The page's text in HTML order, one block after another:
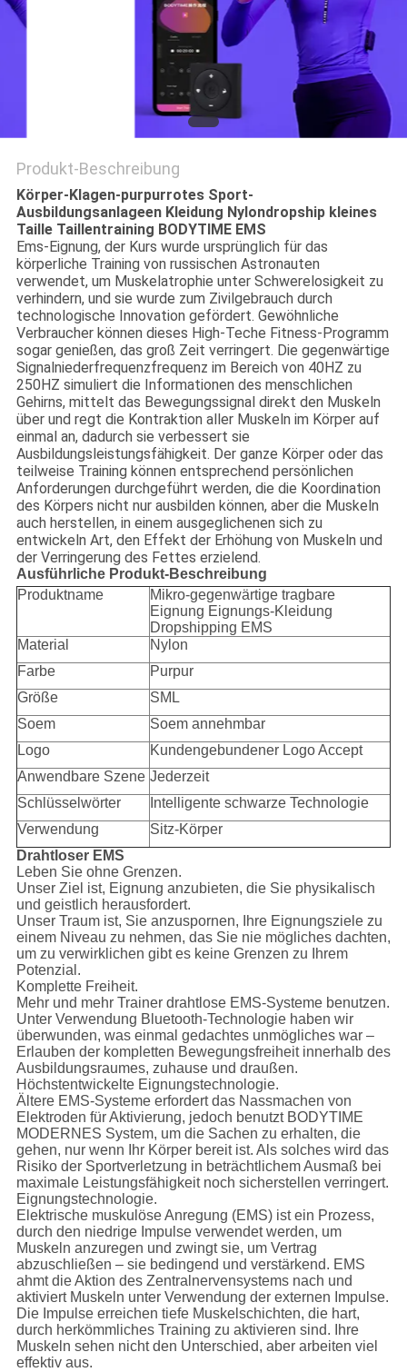
POLICY
Produkt-Beschreibung
Körper-Klagen-purpurrotes Sport-
Ausbildungsanlageen Kleidung Nylondropship kleines
Taille Taillentraining BODYTIME EMS
Ems-Eignung, der Kurs wurde ursprünglich für das
körperliche Training von russischen Astronauten
verwendet, um Muskelatrophie unter Schwerelosigkeit zu
verhindern, und sie wurde zum Zivilgebrauch durch
technologische Innovation gefördert. Gewöhnliche
Verbraucher können dieses High-Teche Fitness-Programm
sogar genießen, das groß Zeit verringert. Die gegenwärtige
Signalniederfrequenzfrequenz im Bereich von 40HZ zu
250HZ simuliert die Informationen des menschlichen
Gehirns, mittelt das Bewegungssignal direkt den Muskeln
über und regt die Kontraktion aller Muskeln im Körper auf
einmal an, dadurch sie verbessert sie
Ausbildungsleistungsfähigkeit. Der ganze Körper oder das
teilweise Training können entsprechend persönlichen
Anforderungen durchgeführt werden, die die Koordination
des Körpers nicht nur ausbilden können, aber die Muskeln
auch herstellen, in einem ausgeglichenen sich zu
entwickeln Art, den Effekt der Erhöhung von Muskeln und
der Verringerung des Fettes erzielend.
Ausführliche Produkt-Beschreibung
Produktname
Mikro-gegenwärtige tragbare
Eignung Eignungs-Kleidung
Dropshipping EMS
Material
Nylon
Farbe
Purpur
Größe
SML
Soem
Soem annehmbar
Logo
Kundengebundener Logo Accept
Anwendbare Szene Jederzeit
Schlüsselwörter
Intelligente schwarze Technologie
Verwendung
Sitz-Körper
Drahtloser EMS
Leben Sie ohne Grenzen.
Unser Ziel ist, Eignung anzubieten, die Sie physikalisch
und geistlich herausfordert.
Unser Traum ist, Sie anzuspornen, Ihre Eignungsziele zu
einem Niveau zu nehmen, das Sie nie mögliches dachten,
um zu verwirklichen gibt es keine Grenzen zu Ihrem
Potenzial.
Komplette Freiheit.
Mehr und mehr Trainer drahtlose EMS-Systeme benutzen.
Unter Verwendung Bluetooth-Technologie haben wir
überwunden, was einmal gedachtes unmögliches war –
Erlauben der kompletten Bewegungsfreiheit innerhalb des
Ausbildungsraumes, zuhause und draußen.
Höchstentwickelte Eignungstechnologie.
Ältere EMS-Systeme erfordert das Nassmachen von
Elektroden für Aktivierung, jedoch benutzt BODYTIME
MODERNES System, um die Sachen zu erhalten, die
gehen, nur wenn Ihr Körper bereit ist. Als solches wird das
Risiko der Sportverletzung in beträchtlichem Ausmaß bei
maximale Leistungsfähigkeit noch sicherstellen verringert.
Eignungstechnologie.
Elektrische muskulöse Anregung (EMS) ist ein Prozess,
durch den niedrige Impulse verwendet werden, um
Muskeln anzuregen und zwingt sie, um Vertrag
abzuschließen – sie bedingend und verstärkend. EMS
ahmt die Aktion des Zentralnervensystems nach und
aktiviert Muskeln unter Verwendung der externen Impulse.
Die Impulse erreichen tiefe Muskelschichten, die hart,
durch herkömmliches Training zu aktivieren sind. Ihre
Muskeln sehen nicht den Unterschied, aber arbeiten viel
effektiv aus.